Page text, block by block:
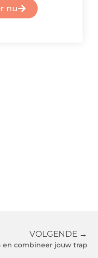
nu
VOLGENDE →
combineer jouw trap